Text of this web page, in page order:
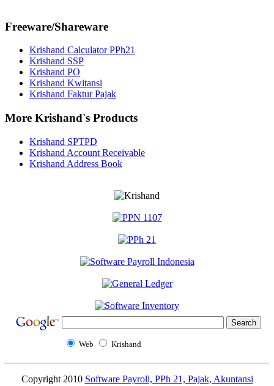
Freeware/Shareware
Krishand Calculator PPh21
Krishand SSP
Krishand PO
Krishand Kwitansi
Krishand Faktur Pajak
More Krishand's Products
Krishand SPTPD
Krishand Account Receivable
Krishand Address Book
Web Krishand
Copyright 2010 Software Payroll, PPh 21, Pajak, Akuntansi